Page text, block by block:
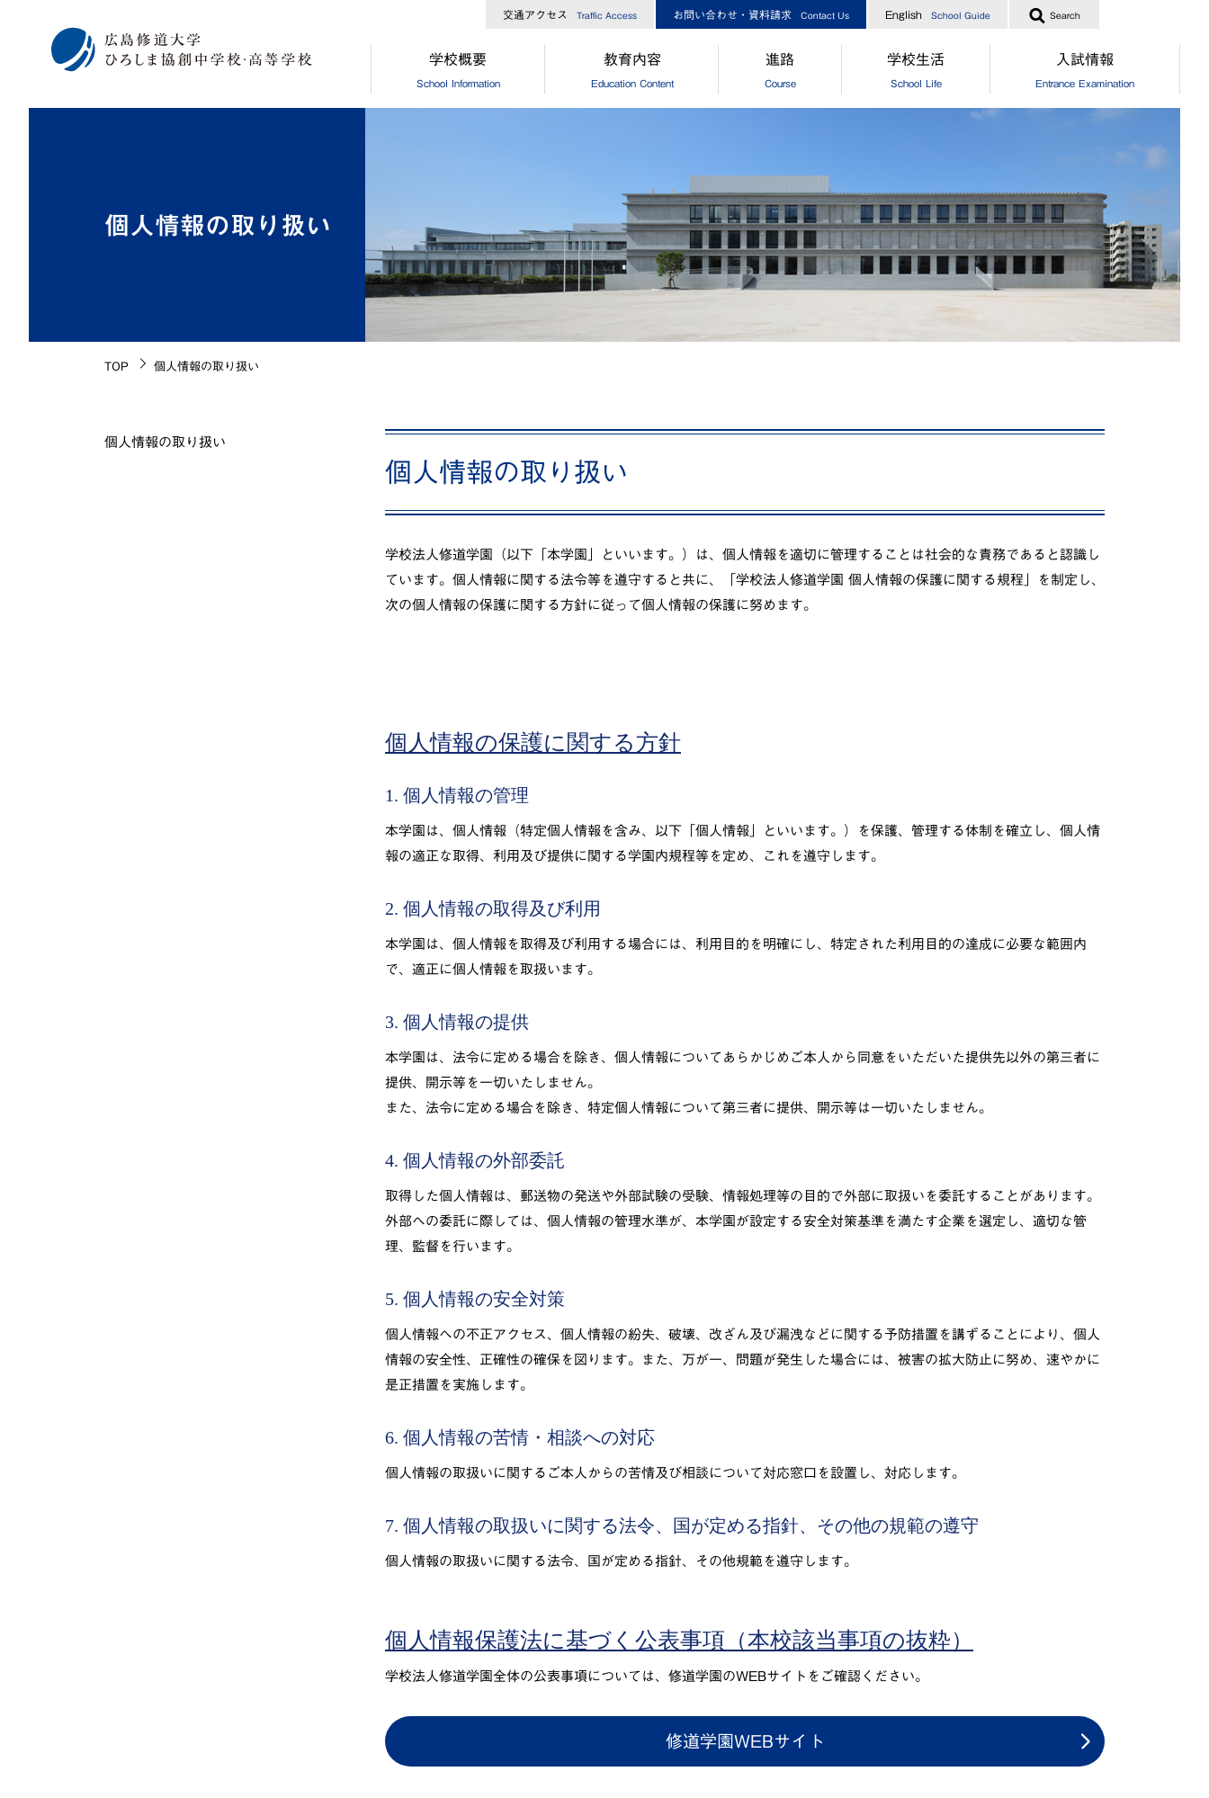
交通アクセス Traffic Access お問い合わせ・資料請求 Contact Us English School Guide Search
学校概要
School Information
広島修道大学との連携
海外協定校・姉妹校
施設・設備
教育内容
Education Content
[高校]特別進学コース
[高校]進学コース
探究
GCP
進路
Course
[高校]進路実績
[高校]進路指導
[高校]卒業生からのメッセージ
学校生活
School Life
クラブ活動
制服
食堂
[中学]生徒自治会
入試情報
Entrance Examination
［高校］オープンスクール
［中高］個別相談・説明会
［中高］学校案内
［中学］入試情報
［高校］入試情報
個人情報の取り扱い
TOP 個人情報の取り扱い
個人情報の取り扱い
学校法人修道学園（以下「本学園」といいます。）は、個人情報を適切に管理することは社会的な責務であると認識し
ています。個人情報に関する法令等を遵守すると共に、「学校法人修道学園 個人情報の保護に関する規程」を制定し、
次の個人情報の保護に関する方針に従って個人情報の保護に努めます。
個人情報の保護に関する方針
1. 個人情報の管理
本学園は、個人情報（特定個人情報を含み、以下「個人情報」といいます。）を保護、管理する体制を確立し、個人情
報の適正な取得、利用及び提供に関する学園内規程等を定め、これを遵守します。
2. 個人情報の取得及び利用
本学園は、個人情報を取得及び利用する場合には、利用目的を明確にし、特定された利用目的の達成に必要な範囲内
で、適正に個人情報を取扱います。
3. 個人情報の提供
本学園は、法令に定める場合を除き、個人情報についてあらかじめご本人から同意をいただいた提供先以外の第三者に
提供、開示等を一切いたしません。
また、法令に定める場合を除き、特定個人情報について第三者に提供、開示等は一切いたしません。
4. 個人情報の外部委託
取得した個人情報は、郵送物の発送や外部試験の受験、情報処理等の目的で外部に取扱いを委託することがあります。
外部への委託に際しては、個人情報の管理水準が、本学園が設定する安全対策基準を満たす企業を選定し、適切な管
理、監督を行います。
5. 個人情報の安全対策
個人情報への不正アクセス、個人情報の紛失、破壊、改ざん及び漏洩などに関する予防措置を講ずることにより、個人
情報の安全性、正確性の確保を図ります。また、万が一、問題が発生した場合には、被害の拡大防止に努め、速やかに
是正措置を実施します。
6. 個人情報の苦情・相談への対応
個人情報の取扱いに関するご本人からの苦情及び相談について対応窓口を設置し、対応します。
7. 個人情報の取扱いに関する法令、国が定める指針、その他の規範の遵守
個人情報の取扱いに関する法令、国が定める指針、その他規範を遵守します。
個人情報保護法に基づく公表事項（本校該当事項の抜粋）
学校法人修道学園全体の公表事項については、修道学園のWEBサイトをご確認ください。
修道学園WEBサイト
個人情報の取り扱い